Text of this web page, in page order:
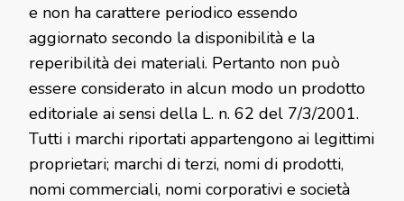
e non ha carattere periodico essendo
aggiornato secondo la disponibilità e la
reperibilità dei materiali. Pertanto non può
essere considerato in alcun modo un prodotto
editoriale ai sensi della L. n. 62 del 7/3/2001.
Tutti i marchi riportati appartengono ai legittimi
proprietari; marchi di terzi, nomi di prodotti,
nomi commerciali, nomi corporativi e società